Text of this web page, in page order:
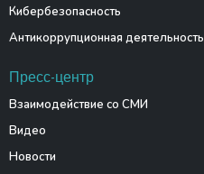
Кибербезопасность
Антикоррупционная деятельность
Пресс-центр
Взаимодействие со СМИ
Видео
Новости